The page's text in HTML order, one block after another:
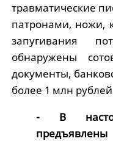
травматические
патронами, ножи,
запугивания
обнаружены
документы,
более 1 млн
- В